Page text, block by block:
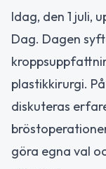
Idag, den 1 juli,
Dag. Dagen
plastikkirurgi.
diskuteras
göra egna val